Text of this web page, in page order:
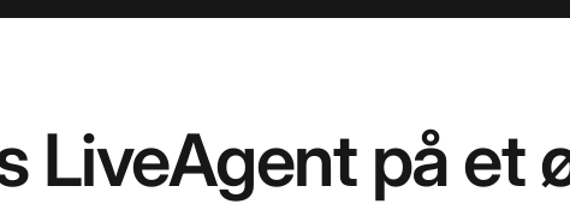
LiveAgent på et